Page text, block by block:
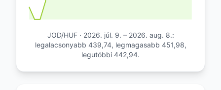
JOD/HUF · 2026. júl. 9. – 2026. aug. 8.:
legalacsonyabb 439,74, legmagasabb 451,98,
legutóbbi 442,94.